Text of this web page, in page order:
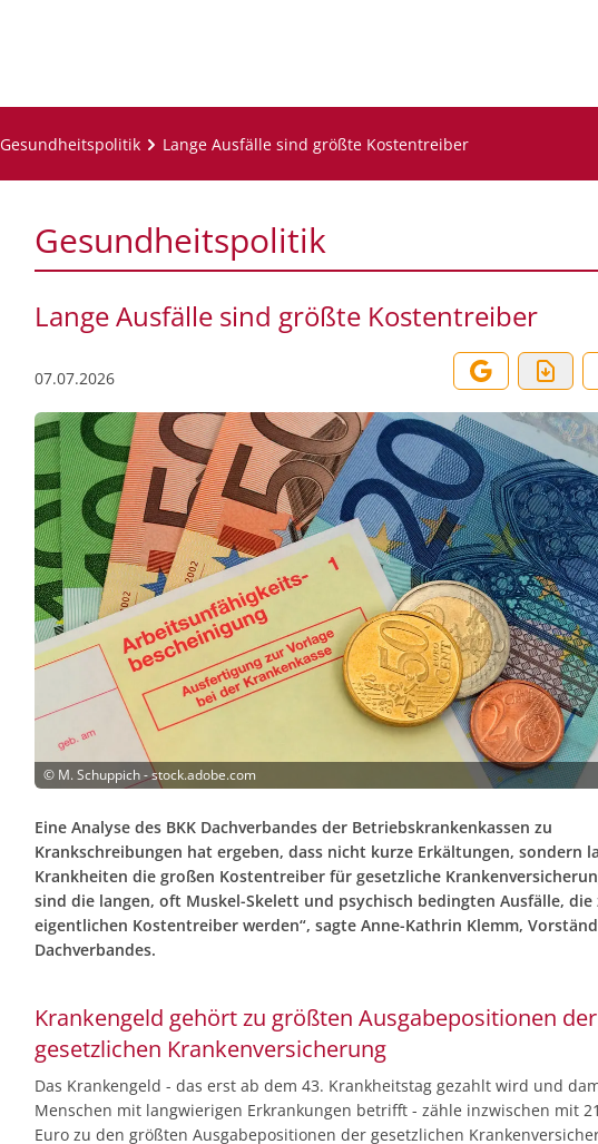
Gesundheitspolitik Lange Ausfälle sind größte Kostentreiber
Gesundheitspolitik
Lange Ausfälle sind größte Kostentreiber
07.07.2026
© M. Schuppich - stock.adobe.com
Eine Analyse des BKK Dachverbandes der Betriebskrankenkassen zu
Krankschreibungen hat ergeben, dass nicht kurze Erkältungen, sondern
Krankheiten die großen Kostentreiber für gesetzliche
sind die langen, oft Muskel-Skelett und psychisch bedingten Ausfälle, die
eigentlichen Kostentreiber werden“, sagte Anne-Kathrin Klemm,
Dachverbandes.
Krankengeld gehört zu größten Ausgabepositionen der
gesetzlichen Krankenversicherung
Das Krankengeld - das erst ab dem 43. Krankheitstag gezahlt wird und
Menschen mit langwierigen Erkrankungen betrifft - zähle inzwischen mit
Euro zu den größten Ausgabepositionen der gesetzlichen